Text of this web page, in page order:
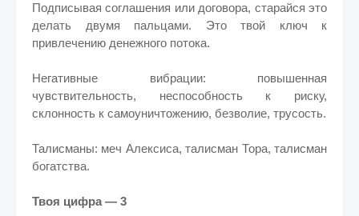
Подписывая соглашения или договора, старайся это
делать двумя пальцами. Это твой ключ к
привлечению денежного потока.
Негативные вибрации: повышенная
чувствительность, неспособность к риску,
склонность к самоуничтожению, безволие, трусость.
Талисманы: меч Алексиса, талисман Тора, талисман
богатства.
Твоя цифра — 3